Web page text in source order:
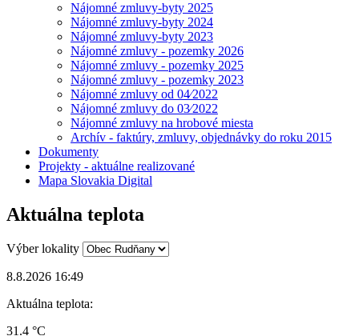
Nájomné zmluvy-byty 2025
Nájomné zmluvy-byty 2024
Nájomné zmluvy-byty 2023
Nájomné zmluvy - pozemky 2026
Nájomné zmluvy - pozemky 2025
Nájomné zmluvy - pozemky 2023
Nájomné zmluvy od 04⁄2022
Nájomné zmluvy do 03⁄2022
Nájomné zmluvy na hrobové miesta
Archív - faktúry, zmluvy, objednávky do roku 2015
Dokumenty
Projekty - aktuálne realizované
Mapa Slovakia Digital
Aktuálna teplota
Výber lokality
8.8.2026 16:49
Aktuálna teplota:
31.4 °C